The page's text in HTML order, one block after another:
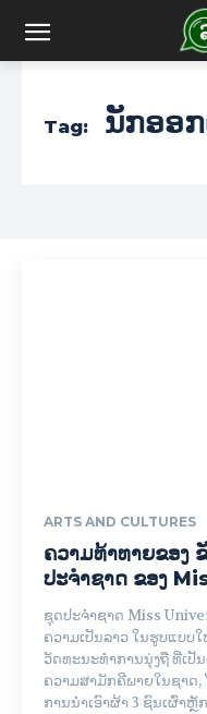
Tag: ນັກອອ
ARTS AND CULTURES
ຄວາມທ້າທາຍຂອງ
ປະຈຳຊາດ ຂອງ
ຊຸດປະຈຳຊາດ Miss
ຄວາມເປັນລາວ ໃນຮູບແບບ
ວັດທະນະທຳການນຸ່ງຖື ທີ່ເປັ
ຄວາມສາມັກຄີພາຍໃນຊາດ,
ການນຳເອົາຜ້າ 3 ຊົນເຜົ່າຫຼັ